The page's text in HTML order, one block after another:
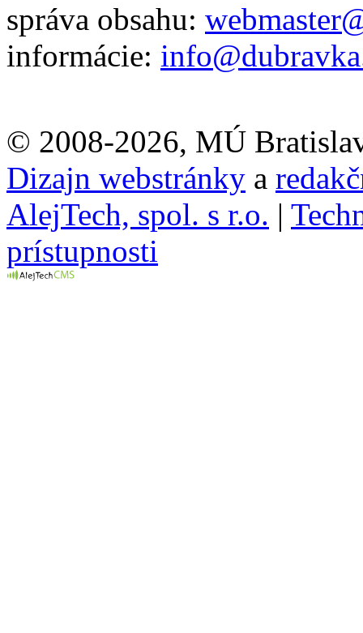
správa obsahu:
informácie:
© 2008-2026, MÚ
Dizajn webstránky a
AlejTech, spol. s r.o. |
prístupnosti